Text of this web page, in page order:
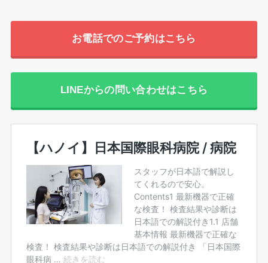
お電話でのご予約はこちら
LINEからの問い合わせはこちら